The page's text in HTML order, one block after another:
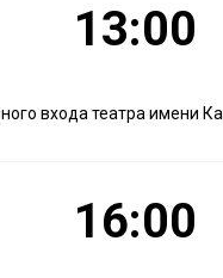
13:00
входа театра имени
16:00